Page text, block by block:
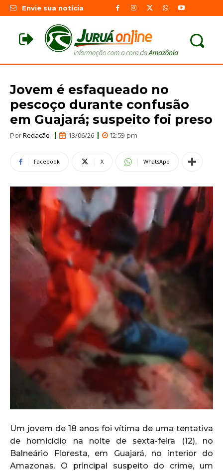
Envie sua notícia
Jovem é esfaqueado no
pescoço durante confusão
em Guajará; suspeito foi preso
PorRedação 13/06/26 12:59 pm
Facebook X WhatsApp
Um jovem de 18 anos foi vítima de uma tentativa
de homicídio na noite de sexta-feira (12), no
Balneário Floresta, em Guajará, no interior do
Amazonas. O principal suspeito do crime, um